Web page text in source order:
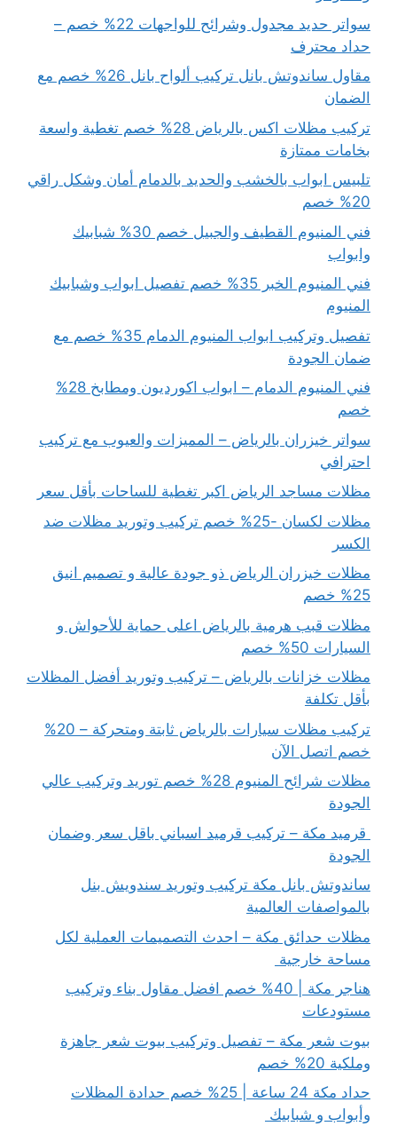
سواتر حديد مجدول وشرائح للواجهات 22% خصم –
حداد محترف
مقاول ساندوتش بانل تركيب ألواح بانل 26% خصم مع
الضمان
تركيب مظلات اكس بالرياض 28% خصم تغطية واسعة
بخامات ممتازة
تلبيس ابواب بالخشب والحديد بالدمام أمان وشكل راقي
20% خصم
فني المنيوم القطيف والجبيل خصم 30% شبابيك
وابواب
فني المنيوم الخبر 35% خصم تفصيل ابواب وشبابيك
المنيوم
تفصيل وتركيب ابواب المنيوم الدمام 35% خصم مع
ضمان الجودة
فني المنيوم الدمام – ابواب اكورديون ومطابخ 28%
خصم
سواتر خيزران بالرياض – المميزات والعيوب مع تركيب
احترافي
مظلات مساجد الرياض اكبر تغطية للساحات بأقل سعر
مظلات لكسان -25% خصم تركيب وتوريد مظلات ضد
الكسر
مظلات خيزران الرياض ذو جودة عالية و تصميم انيق
25% خصم
مظلات قبب هرمية بالرياض اعلى حماية للأحواش و
السيارات 50% خصم
مظلات خزانات بالرياض – تركيب وتوريد أفضل المظلات
بأقل تكلفة
تركيب مظلات سيارات بالرياض ثابتة ومتحركة – 20%
خصم اتصل الآن
مظلات شرائح المنيوم 28% خصم توريد وتركيب عالي
الجودة
قرميد مكة – تركيب قرميد اسباني باقل سعر وضمان
الجودة
ساندوتش بانل مكة تركيب وتوريد سندويش بنل
بالمواصفات العالمية
مظلات حدائق مكة – احدث التصميمات العملية لكل
مساحة خارجية
هناجر مكة | 40% خصم افضل مقاول بناء وتركيب
مستودعات
بيوت شعر مكة – تفصيل وتركيب بيوت شعر جاهزة
وملكية 20% خصم
حداد مكة 24 ساعة | 25% خصم حدادة المظلات
وأبواب و شبابيك